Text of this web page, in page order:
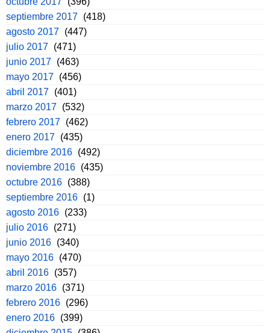
septiembre 2017 (418)
agosto 2017 (447)
julio 2017 (471)
junio 2017 (463)
mayo 2017 (456)
abril 2017 (401)
marzo 2017 (532)
febrero 2017 (462)
enero 2017 (435)
diciembre 2016 (492)
noviembre 2016 (435)
octubre 2016 (388)
septiembre 2016 (1)
agosto 2016 (233)
julio 2016 (271)
junio 2016 (340)
mayo 2016 (470)
abril 2016 (357)
marzo 2016 (371)
febrero 2016 (296)
enero 2016 (399)